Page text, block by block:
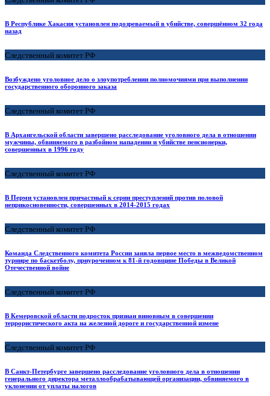
В Республике Хакасия установлен подозреваемый в убийстве, совершённом 32 года
назад
Следственный комитет РФ
Возбуждено уголовное дело о злоупотреблении полномочиями при выполнении
государственного оборонного заказа
Следственный комитет РФ
В Архангельской области завершено расследование уголовного дела в отношении
мужчины, обвиняемого в разбойном нападении и убийстве пенсионерки,
совершенных в 1996 году
Следственный комитет РФ
В Перми установлен причастный к серии преступлений против половой
неприкосновенности, совершенных в 2014-2015 годах
Следственный комитет РФ
Команда Следственного комитета России заняла первое место в межведомственном
турнире по баскетболу, приуроченном к 81-й годовщине Победы в Великой
Отечественной войне
Следственный комитет РФ
В Кемеровской области подросток признан виновным в совершении
террористического акта на железной дороге и государственной измене
Следственный комитет РФ
В Санкт-Петербурге завершено расследование уголовного дела в отношении
генерального директора металлообрабатывающей организации, обвиняемого в
уклонении от уплаты налогов